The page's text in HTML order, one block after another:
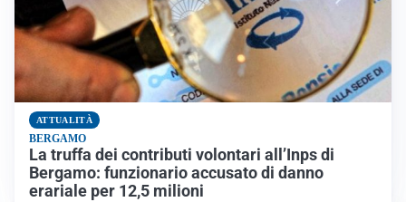
ATTUALITÀ
BERGAMO
La truffa dei contributi volontari all’Inps di
Bergamo: funzionario accusato di danno
erariale per 12,5 milioni